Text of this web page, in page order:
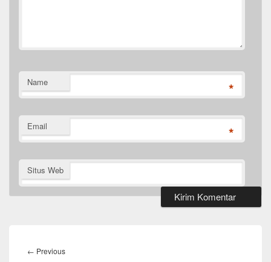
Name *
Email *
Situs Web
pos
← PreviousPrevious